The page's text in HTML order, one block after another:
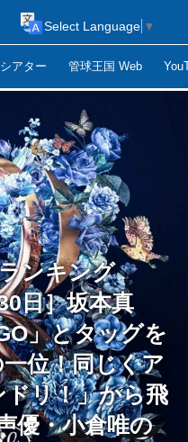
アター 管球王国 Web
Select Language ▼
ンキング
日］坂本真
」とタッグを
位！同じくア
リ！」から飛
優・小倉唯の